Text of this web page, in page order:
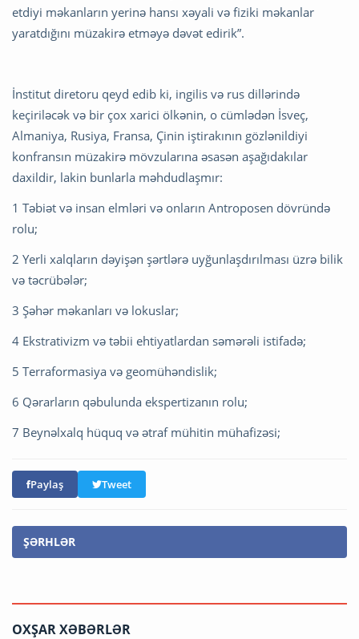
etdiyi məkanların yerinə hansı xəyali və fiziki məkanlar
yaratdığını müzakirə etməyə dəvət edirik”.
İnstitut diretoru qeyd edib ki, ingilis və rus dillərində
keçiriləcək və bir çox xarici ölkənin, o cümlədən İsveç,
Almaniya, Rusiya, Fransa, Çinin iştirakının gözlənildiyi
konfransın müzakirə mövzularına əsasən aşağıdakılar
daxildir, lakin bunlarla məhdudlaşmır:
1 Təbiət və insan elmləri və onların Antroposen dövründə
rolu;
2 Yerli xalqların dəyişən şərtlərə uyğunlaşdırılması üzrə bilik
və təcrübələr;
3 Şəhər məkanları və lokuslar;
4 Ekstrativizm və təbii ehtiyatlardan səmərəli istifadə;
5 Terraformasiya və geomühəndislik;
6 Qərarların qəbulunda ekspertizanın rolu;
7 Beynəlxalq hüquq və ətraf mühitin mühafizəsi;
Paylaş Tweet
ŞƏRHLƏR
OXŞAR XƏBƏRLƏR